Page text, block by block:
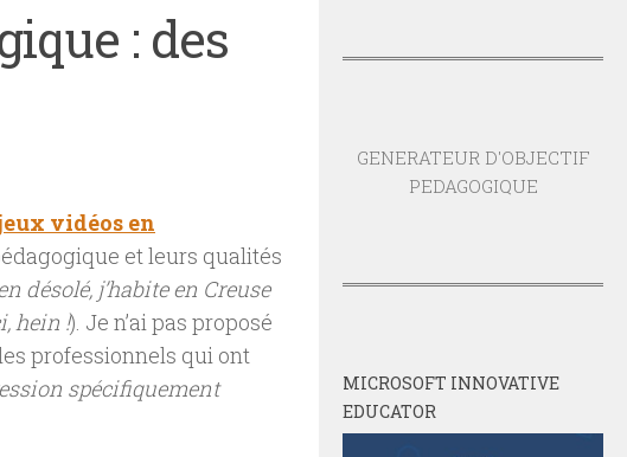
: des
vidéos en
et leurs qualités
désolé, j’habite en Creuse
hein !). Je n’ai pas proposé
professionnels qui ont
spécifiquement
GENERATEUR D'OBJECTIF
PEDAGOGIQUE
MICROSOFT INNOVATIVE
EDUCATOR